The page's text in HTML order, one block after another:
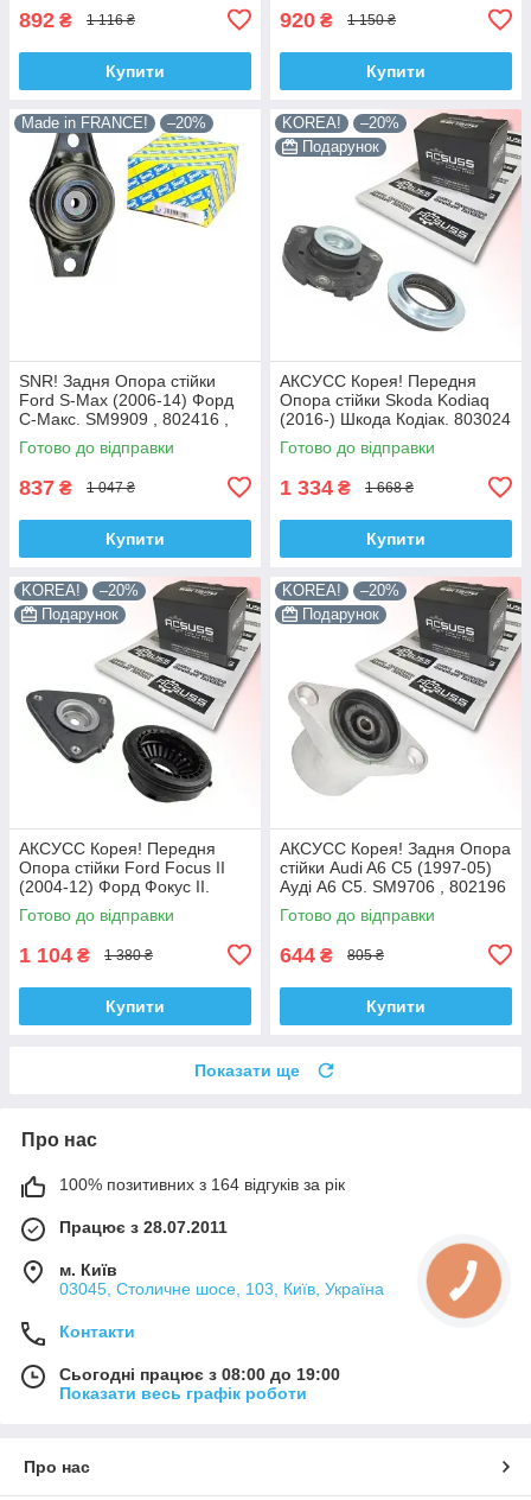
892 ₴ 1 116 ₴
Купити
920 ₴ 1 150 ₴
Купити
Made in FRANCE! –20%
SNR! Задня Опора стійки
Ford S-Max (2006-14) Форд
С-Макс. SM9909 , 802416 ,
KB952.10 , VKDA40436
Готово до відправки
837 ₴ 1 047 ₴
Купити
KOREA!
–20%
Подарунок
АКСУСС Корея! Передня
Опора стійки Skoda Kodiaq
(2016-) Шкода Кодіак. 803024
, KB657.27 , VKDA35167
Готово до відправки
1 334 ₴ 1 668 ₴
Купити
KOREA!
–20%
Подарунок
АКСУСС Корея! Передня
Опора стійки Ford Focus II
(2004-12) Форд Фокус II.
SM5589 , 802460 , KB652.13 ,
VKDA35426
Готово до відправки
1 104 ₴ 1 380 ₴
Купити
KOREA!
–20%
Подарунок
АКСУСС Корея! Задня Опора
стійки Audi A6 C5 (1997-05)
Ауді А6 C5. SM9706 , 802196
, KB957.06 , VKDA40110
Готово до відправки
644 ₴ 805 ₴
Купити
Показати ще
Про нас
100% позитивних з 164 відгуків за рік
Працює з 28.07.2011
м. Київ
03045, Столичне шосе, 103, Київ, Україна
Контакти
Сьогодні працює з 08:00 до 19:00
Показати весь графік роботи
Про нас